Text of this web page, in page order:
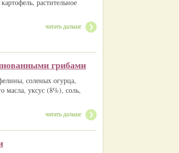
растительное
читать дальше
грибами
соленых огурца,
масла, уксус (8%), соль,
читать дальше